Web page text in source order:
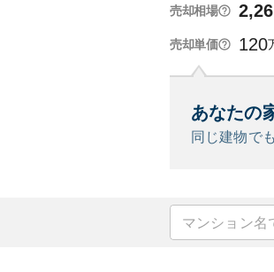
売却相場
売却単価 120
あなたの
同じ建物で